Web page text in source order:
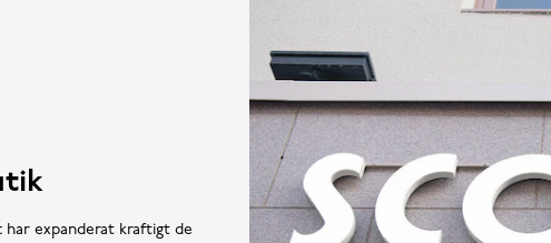
har expanderat kraftigt de